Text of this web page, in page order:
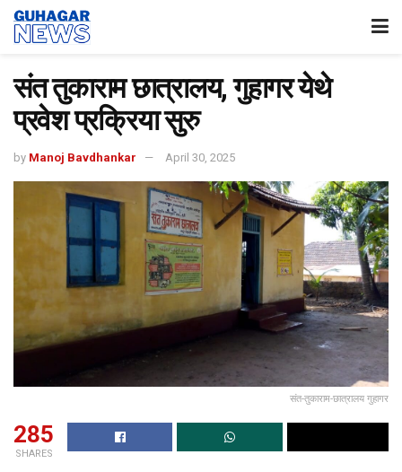
संत तुकाराम छात्रालय, गुहागर येथे
प्रवेश प्रक्रिया सुरु
by Manoj Bavdhankar April 30, 2025
संत-तुकाराम-छात्रालय गुहागर
285
SHARES